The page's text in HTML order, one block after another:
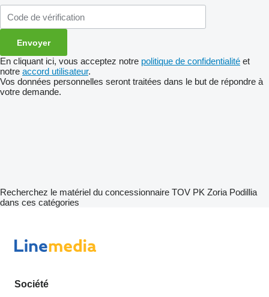
En cliquant ici, vous acceptez notre politique de confidentialité et
notre accord utilisateur.
Vos données personnelles seront traitées dans le but de répondre à
votre demande.
Recherchez le matériel du concessionnaire TOV PK Zoria Podillia
dans ces catégories
Société